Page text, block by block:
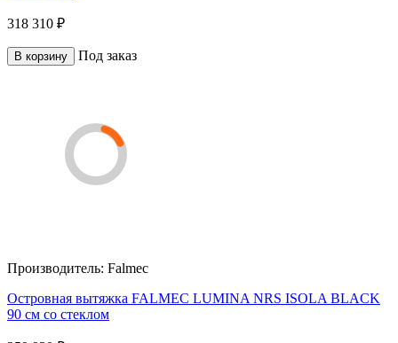
318 310 ₽
В корзину Под заказ
Производитель: Falmec
Островная вытяжка FALMEC LUMINA NRS ISOLA BLACK
90 см со стеклом